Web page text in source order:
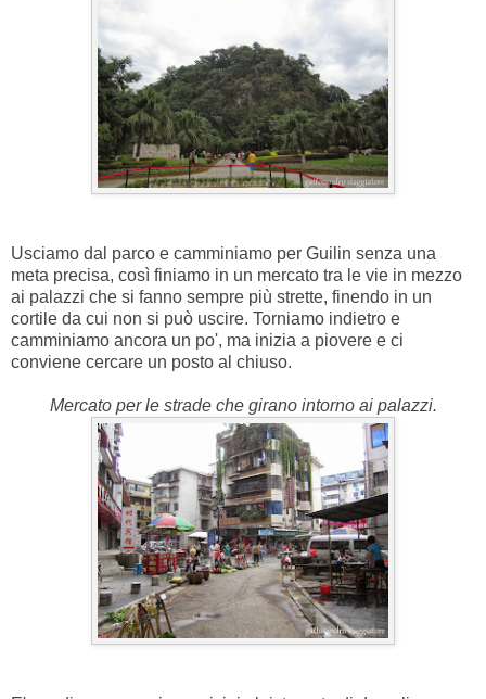
Usciamo dal parco e camminiamo per Guilin senza una
meta precisa, così finiamo in un mercato tra le vie in mezzo
ai palazzi che si fanno sempre più strette, finendo in un
cortile da cui non si può uscire. Torniamo indietro e
camminiamo ancora un po', ma inizia a piovere e ci
conviene cercare un posto al chiuso.
Mercato per le strade che girano intorno ai palazzi.